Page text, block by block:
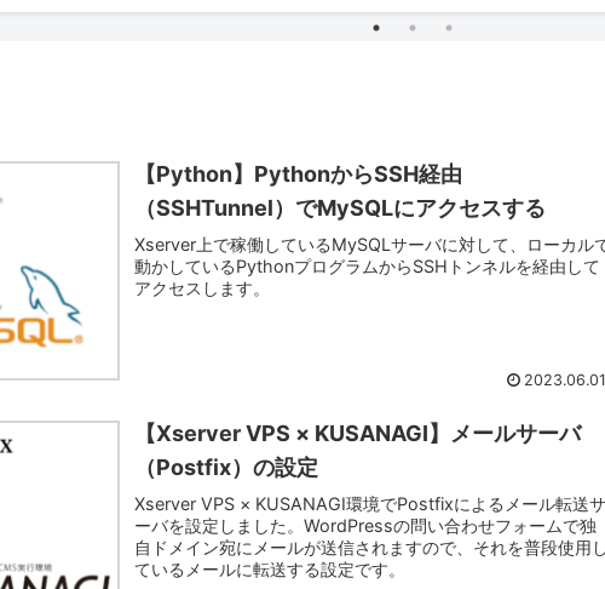
【Python】PythonからSSH経由
（SSHTunnel）でMySQLにアクセスする
Xserver上で稼働しているMySQLサーバに対して、ローカル
動かしているPythonプログラムからSSHトンネルを経由して
アクセスします。
2023.06.01
【Xserver VPS × KUSANAGI】メールサーバ
（Postfix）の設定
Xserver VPS × KUSANAGI環境でPostfixによるメール転送サ
ーバを設定しました。WordPressの問い合わせフォームで独
自ドメイン宛にメールが送信されますので、それを普段使用し
ているメールに転送する設定です。